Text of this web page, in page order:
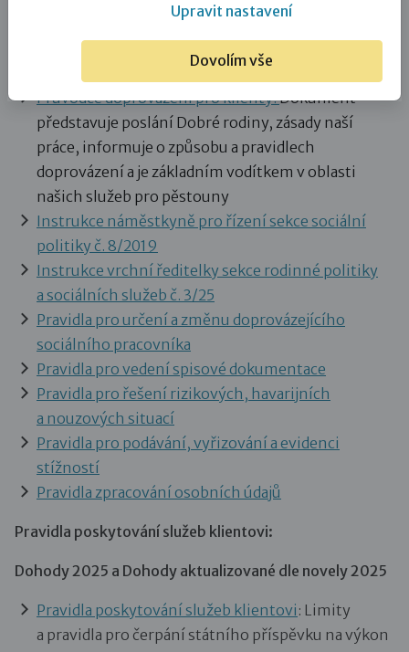
podmínky spolupráce mezi Klientem a Dobrou rodinou
Průvodce doprovázení pro klienty:Dokument
představuje poslání Dobré rodiny, zásady naší
práce, informuje o způsobu a pravidlech
doprovázení a je základním vodítkem v oblasti
našich služeb pro pěstouny
Instrukce náměstkyně pro řízení sekce sociální
politiky č. 8/2019
Instrukce vrchní ředitelky sekce rodinné politiky
a sociálních služeb č. 3/25
Pravidla pro určení a změnu doprovázejícího
sociálního pracovníka
Pravidla pro vedení spisové dokumentace
Pravidla pro řešení rizikových, havarijních
a nouzových situací
Pravidla pro podávání, vyřizování a evidenci
stížností
Pravidla zpracování osobních údajů
Pravidla poskytování služeb klientovi:
Dohody 2025 a Dohody aktualizované dle novely 2025
Pravidla poskytování služeb klientovi : Limity
a pravidla pro čerpání státního příspěvku na výkon
Upravit nastavení
Dovolím vše